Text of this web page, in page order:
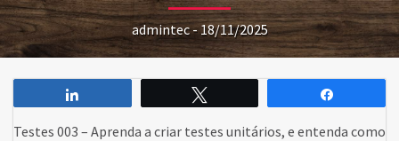
admintec - 18/11/2025
Testes 003 – Aprenda a criar testes unitários, e entenda como